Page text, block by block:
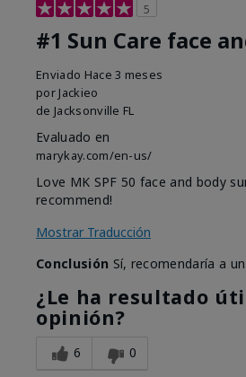
5
#1 Sun Care face
Enviado Hace 3 meses
por Jackieo
de Jacksonville FL
Evaluado en
marykay.com/en-us/
Love MK SPF 50 face and body
recommend!
Mostrar Traducción
Conclusión Sí, recomendaría a
¿Le ha resultado
opinión?
6 0